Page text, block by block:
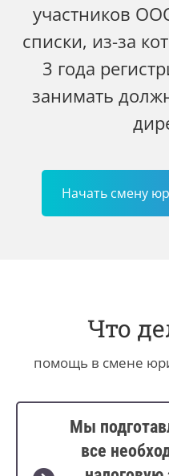
участников
списки, из-за
3 года
занимать
Начать смену
Что
помощь в смене
Мы
все